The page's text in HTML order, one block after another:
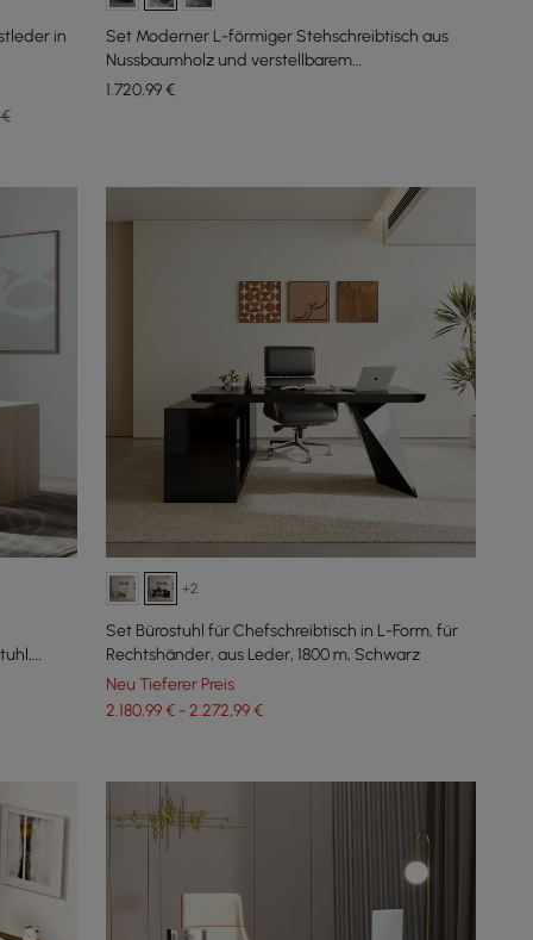
in
Set Moderner L-förmiger Stehschreibtisch aus
Nussbaumholz und verstellbarem
Schreibtischstuhl aus Leder (71,5 Zoll)
1.720,99€
+2
Set Bürostuhl für Chefschreibtisch in L-Form, für
Rechtshänder, aus Leder, 1800 m, Schwarz
Neu Tieferer Preis
2.180,99 € - 2.272,99 €